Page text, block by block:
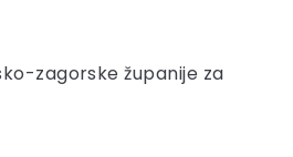
zagorske županije za